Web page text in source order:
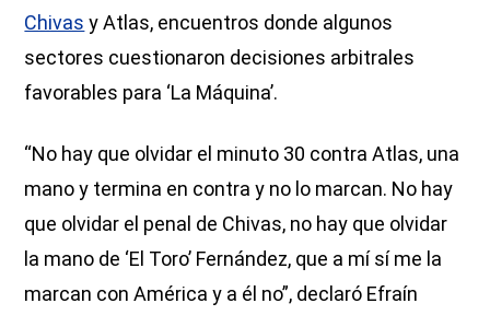
Chivas y Atlas, encuentros donde algunos
sectores cuestionaron decisiones arbitrales
favorables para ‘La Máquina’.
“No hay que olvidar el minuto 30 contra Atlas, una
mano y termina en contra y no lo marcan. No hay
que olvidar el penal de Chivas, no hay que olvidar
la mano de ‘El Toro’ Fernández, que a mí sí me la
marcan con América y a él no”, declaró Efraín